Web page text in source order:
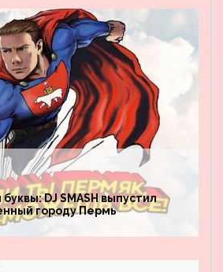
DJ SMASH выпустил
городу Пермь